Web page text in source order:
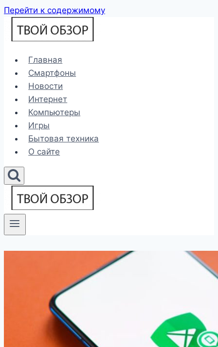
Перейти к содержимому
Главная
Смартфоны
Новости
Интернет
Компьютеры
Игры
Бытовая техника
О сайте